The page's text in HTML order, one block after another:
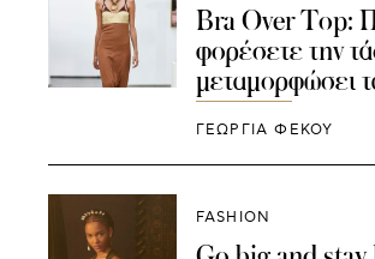
Bra Over Top:
φορέσετε την
μεταμορφώσει
ΓΕΩΡΓΙΑ ΦΕΚΟΥ
FASHION